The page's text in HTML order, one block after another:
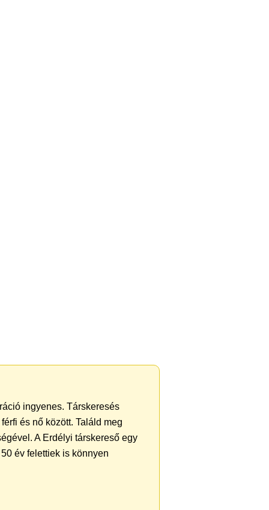
ingyenes. Társkeresés
és nő között. Találd meg
A Erdélyi társkereső egy
év felettiek is könnyen